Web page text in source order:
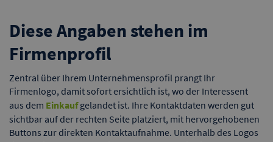
Diese Angaben stehen im
Firmenprofil
Zentral über Ihrem Unternehmensprofil prangt Ihr
Firmenlogo, damit sofort ersichtlich ist, wo der Interessent
aus dem Einkaufgelandet ist. Ihre Kontaktdaten werden gut
sichtbar auf der rechten Seite platziert, mit hervorgehobenen
Buttons zur direkten Kontaktaufnahme. Unterhalb des Logos